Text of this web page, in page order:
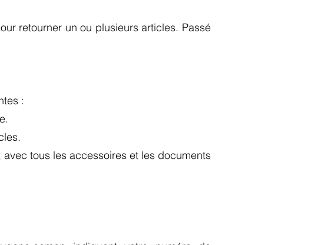
retourner un ou plusieurs articles. Passé
:
tous les accessoires et les documents